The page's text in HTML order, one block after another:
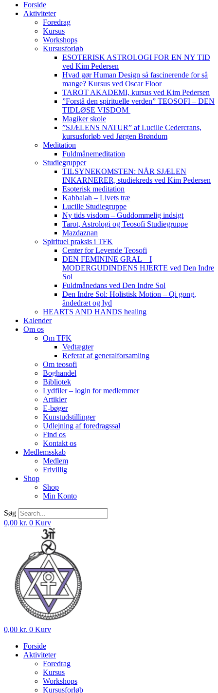
Forside
Aktiviteter
Foredrag
Kursus
Workshops
Kursusforløb
ESOTERISK ASTROLOGI FOR EN NY TID
ved Kim Pedersen
Hvad gør Human Design så fascinerende for så
mange? Kursus ved Oscar Floor
TAROT AKADEMI, kursus ved Kim Pedersen
”Forstå den spirituelle verden” TEOSOFI – DEN
TIDLØSE VISDOM
Magiker skole
”SJÆLENS NATUR” af Lucille Cedercrans,
kursusforløb ved Jørgen Brøndum
Meditation
Fuldmånemeditation
Studiegrupper
TILSYNEKOMSTEN: NÅR SJÆLEN
INKARNERER, studiekreds ved Kim Pedersen
Esoterisk meditation
Kabbalah – Livets træ
Lucille Studiegruppe
Ny tids visdom – Guddommelig indsigt
Tarot, Astrologi og Teosofi Studiegruppe
Mazdaznan
Spirituel praksis i TFK
Center for Levende Teosofi
DEN FEMININE GRAL – I
MODERGUDINDENS HJERTE ved Den Indre
Sol
Fuldmånedans ved Den Indre Sol
Den Indre Sol: Holistisk Motion – Qi gong,
åndedræt og lyd
HEARTS AND HANDS healing
Kalender
Om os
Om TFK
Vedtægter
Referat af generalforsamling
Om teosofi
Boghandel
Bibliotek
Lydfiler – login for medlemmer
Artikler
E-bøger
Kunstudstillinger
Udlejning af foredragssal
Find os
Kontakt os
Medlemsskab
Medlem
Frivillig
Shop
Shop
Min Konto
Søg
0,00 kr. 0 Kurv
0,00 kr. 0 Kurv
Forside
Aktiviteter
Foredrag
Kursus
Workshops
Kursusforløb